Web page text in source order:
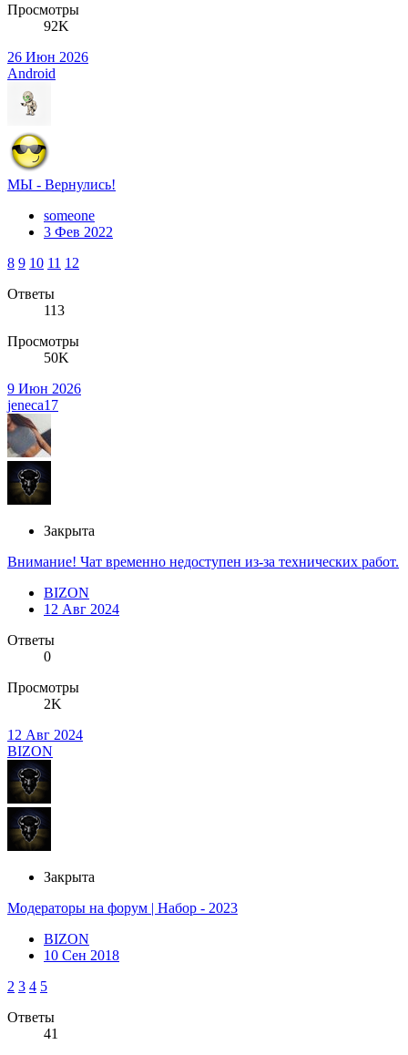
Просмотры
92K
26 Июн 2026
Android
МЫ - Вернулись!
someone
3 Фев 2022
8 9 10 11 12
Ответы
113
Просмотры
50K
9 Июн 2026
jeneca17
Закрыта
Внимание! Чат временно недоступен из-за технических работ.
BIZON
12 Авг 2024
Ответы
0
Просмотры
2K
12 Авг 2024
BIZON
Закрыта
Модераторы на форум | Набор - 2023
BIZON
10 Сен 2018
2 3 4 5
Ответы
41